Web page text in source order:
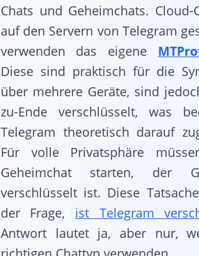
Chats und Geheimchats. Cloud-
auf den Servern von Telegram
verwenden das eigene
Diese sind praktisch für die
über mehrere Geräte, sind
zu-Ende verschlüsselt, was
Telegram theoretisch darauf
Für volle Privatsphäre
Geheimchat starten, der
verschlüsselt ist. Diese
der Frage, ist Telegram
Antwort lautet ja, aber nur,